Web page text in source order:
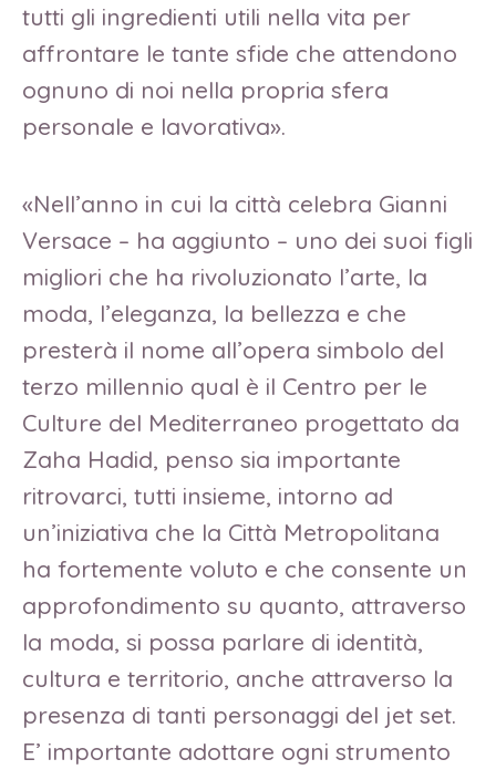
tutti gli ingredienti utili nella vita per
affrontare le tante sfide che attendono
ognuno di noi nella propria sfera
personale e lavorativa».
«Nell’anno in cui la città celebra Gianni
Versace – ha aggiunto – uno dei suoi figli
migliori che ha rivoluzionato l’arte, la
moda, l’eleganza, la bellezza e che
presterà il nome all’opera simbolo del
terzo millennio qual è il Centro per le
Culture del Mediterraneo progettato da
Zaha Hadid, penso sia importante
ritrovarci, tutti insieme, intorno ad
un’iniziativa che la Città Metropolitana
ha fortemente voluto e che consente un
approfondimento su quanto, attraverso
la moda, si possa parlare di identità,
cultura e territorio, anche attraverso la
presenza di tanti personaggi del jet set.
E’ importante adottare ogni strumento